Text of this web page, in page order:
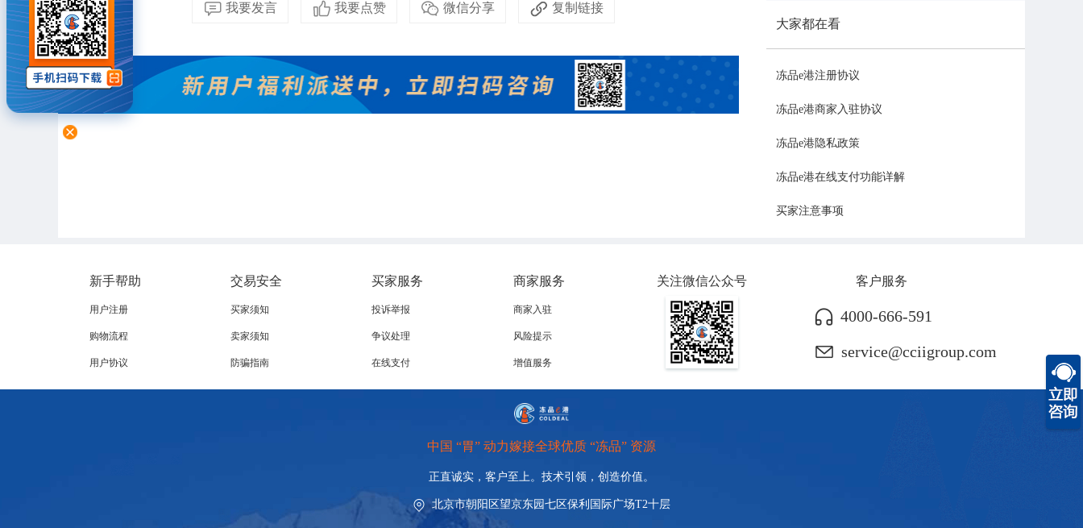
我要发言 我要点赞 微信分享 复制链接
大家都在看
冻品e港注册协议
冻品e港商家入驻协议
冻品e港隐私政策
冻品e港在线支付功能详解
买家注意事项
新手帮助
用户注册
购物流程
用户协议
交易安全
买家须知
卖家须知
防骗指南
买家服务
投诉举报
争议处理
在线支付
商家服务
商家入驻
风险提示
增值服务
关注微信公众号 客户服务
4000-666-591
service@cciigroup.com
中国 “胃” 动力嫁接全球优质 “冻品” 资源
正直诚实，客户至上。技术引领， 创造价值。
北京市朝阳区望京东园七区保利国际广场T2十层